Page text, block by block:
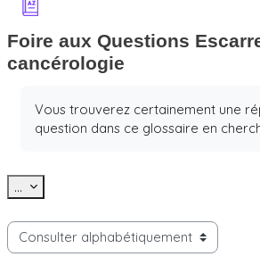
Foire aux Questions
cancérologie
Vous trouverez certainement une
question dans ce glossaire en
... Exporter des articles
Consulter le glossaire à l’aide de cet index